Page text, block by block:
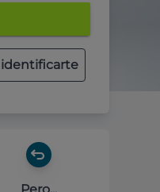
identificarte